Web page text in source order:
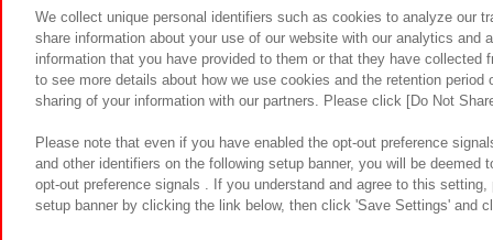
食品のご
We collect unique personal identifiers such as cookies to analyze our
share information about your use of our website with our analytics and
information that you have provided to them or that they have
to see more details about how we use cookies and the retention
sharing of your information with our partners. Please click [Do Not
Please note that even if you have enabled the opt-out preference
and other identifiers on the following setup banner, you will be
opt-out preference signals . If you understand and agree to this
setup banner by clicking the link below, then click 'Save Settings' and